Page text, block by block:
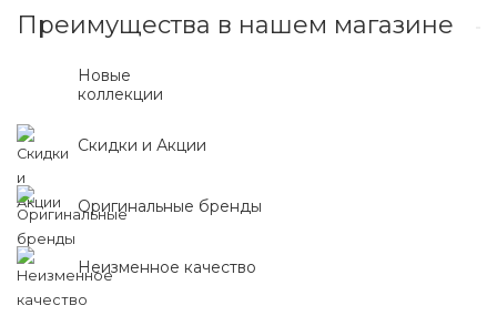
Преимущества в нашем магазине
Новые
коллекции
Скидки и Акции
Оригинальные бренды
Неизменное качество